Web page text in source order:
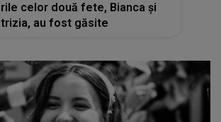
celor două fete, Bianca și
au fost găsite